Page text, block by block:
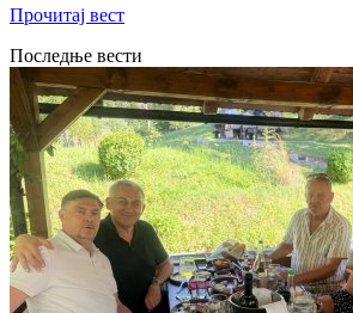
Прочитај вест
Последње вести